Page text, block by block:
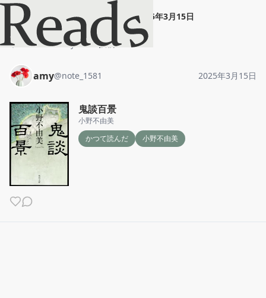
amy 鬼談百景" 2025年3月15日
ホーム amy 投稿
amy@note_1581 2025年3月15日
鬼談百景
小野不由美
かつて読んだ
小野不由美